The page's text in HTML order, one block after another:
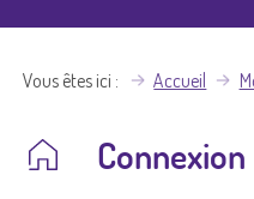
Vous êtes ici Accueil
Connexion